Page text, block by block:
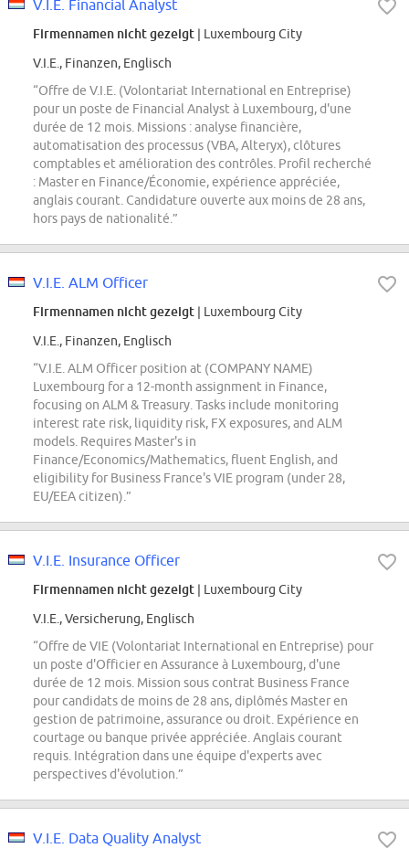
V.I.E. Financial Analyst
Firmennamen nicht gezeigt | Luxembourg City
V.I.E., Finanzen, Englisch
“Offre de V.I.E. (Volontariat International en Entreprise)
pour un poste de Financial Analyst à Luxembourg, d'une
durée de 12 mois. Missions : analyse financière,
automatisation des processus (VBA, Alteryx), clôtures
comptables et amélioration des contrôles. Profil recherché
: Master en Finance/Économie, expérience appréciée,
anglais courant. Candidature ouverte aux moins de 28 ans,
hors pays de nationalité.”
V.I.E. ALM Officer
Firmennamen nicht gezeigt | Luxembourg City
V.I.E., Finanzen, Englisch
“V.I.E. ALM Officer position at (COMPANY NAME)
Luxembourg for a 12-month assignment in Finance,
focusing on ALM & Treasury. Tasks include monitoring
interest rate risk, liquidity risk, FX exposures, and ALM
models. Requires Master's in
Finance/Economics/Mathematics, fluent English, and
eligibility for Business France's VIE program (under 28,
EU/EEA citizen).”
V.I.E. Insurance Officer
Firmennamen nicht gezeigt | Luxembourg City
V.I.E., Versicherung, Englisch
“Offre de VIE (Volontariat International en Entreprise) pour
un poste d'Officier en Assurance à Luxembourg, d'une
durée de 12 mois. Mission sous contrat Business France
pour candidats de moins de 28 ans, diplômés Master en
gestion de patrimoine, assurance ou droit. Expérience en
courtage ou banque privée appréciée. Anglais courant
requis. Intégration dans une équipe d'experts avec
perspectives d'évolution.”
V.I.E. Data Quality Analyst